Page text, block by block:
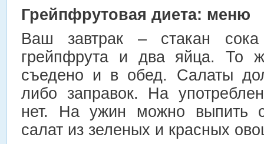
Грейпфрутовая диета: меню
Ваш завтрак – стакан
грейпфрута и два яйца. То
съедено и в обед. Салаты
либо заправок. На
нет. На ужин можно выпить
салат из зеленых и красных